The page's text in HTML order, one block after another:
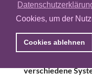
Cookies, um der
Cookies ablehnen
vereinfacht den
und
programmatischer
goTom einen
verschiedene